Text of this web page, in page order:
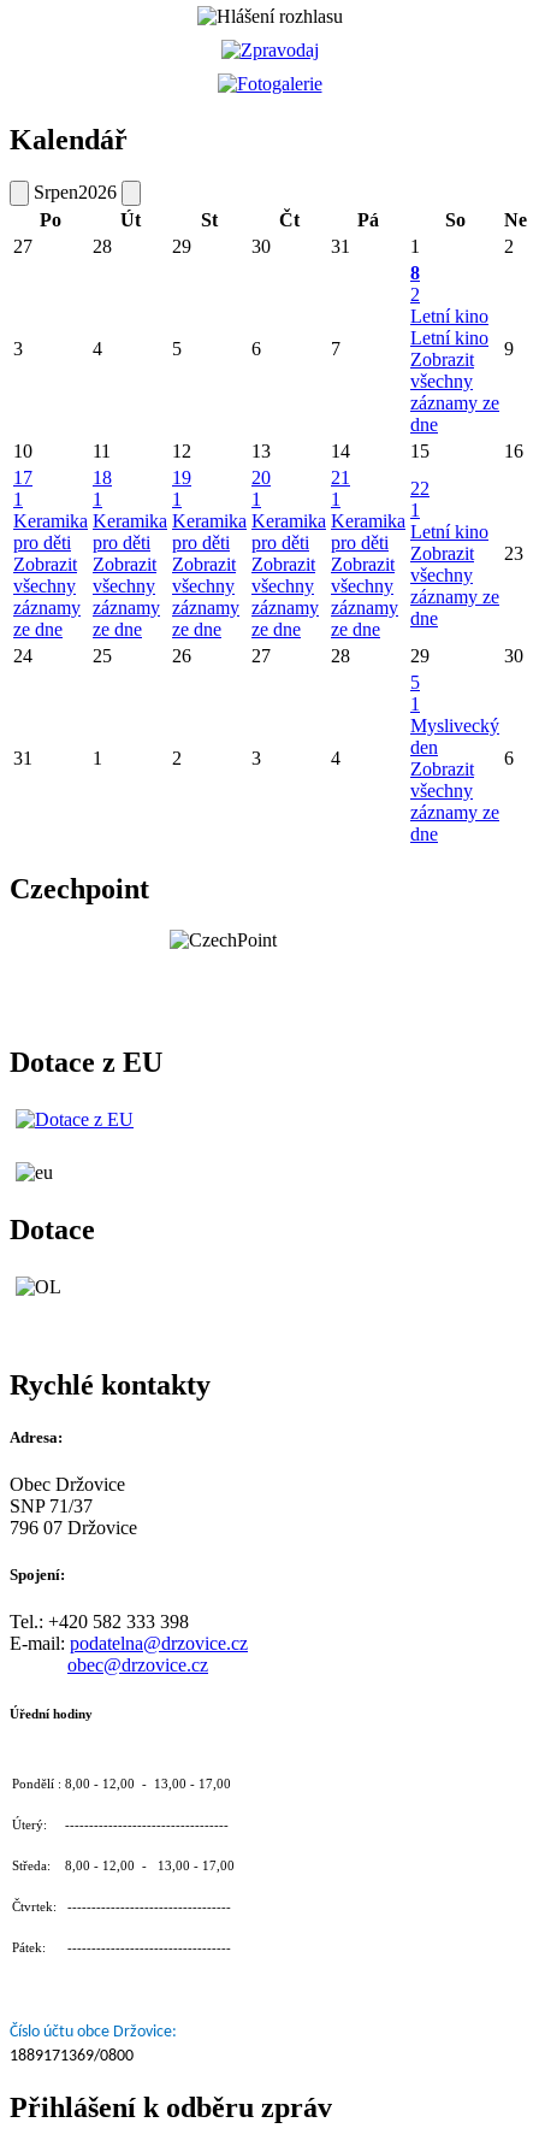
Kalendář
Srpen2026
Po
Út St Čt Pá So
Ne
27
28 29 30 31 1 2
3 4 5 6 7
8
2
Letní kino
Letní kino
Zobrazit
všechny
záznamy ze
dne
9
10 11 12 13 14 15
16
17
1
Keramika
pro děti
Zobrazit
všechny
záznamy
ze dne
18
1
Keramika
pro děti
Zobrazit
všechny
záznamy
ze dne
19
1
Keramika
pro děti
Zobrazit
všechny
záznamy
ze dne
20
1
Keramika
pro děti
Zobrazit
všechny
záznamy
ze dne
21
1
Keramika
pro děti
Zobrazit
všechny
záznamy
ze dne
22
1
Letní kino
Zobrazit
všechny
záznamy ze
dne
23
24 25 26 27 28 29 30
31 1 2 3 4
5
1
Myslivecký
den
Zobrazit
všechny
záznamy ze
dne
6
Czechpoint
Dotace z EU
Dotace
Rychlé kontakty
Adresa:
Obec Držovice
SNP 71/37
796 07 Držovice
Spojení:
Tel.: +420 582 333 398
E-mail: podatelna@drzovice.cz
obec@drzovice.cz
Úřední hodiny
Pondělí : 8,00 - 12,00 - 13,00 - 17,00
Úterý: ----------------------------------
Středa: 8,00 - 12,00 - 13,00 - 17,00
Čtvrtek: ----------------------------------
Pátek: ----------------------------------
Číslo účtu obce Držovice:
1889171369/0800
Přihlášení k odběru zpráv